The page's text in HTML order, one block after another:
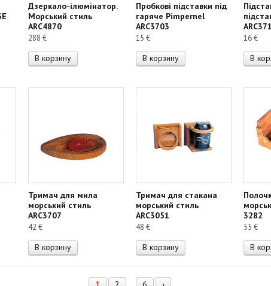
Дзеркало-ілюмінатор.
Морський стиль
ARC4870
288 €
В корзину
Пробкові підставки під
гаряче Pimpernel
ARC3703
15 €
В корзину
16€
В
Тримач для мила
морський стиль
ARC3707
42 €
В корзину
Тримач для стакана
морський стиль
ARC3051
48 €
В корзину
3282
55 €
В